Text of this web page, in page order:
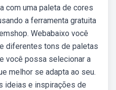
com uma paleta de cores
a ferramenta gratuita
Webabaixo você
diferentes tons de paletas
você possa selecionar a
melhor se adapta ao seu.
ideias e inspirações de